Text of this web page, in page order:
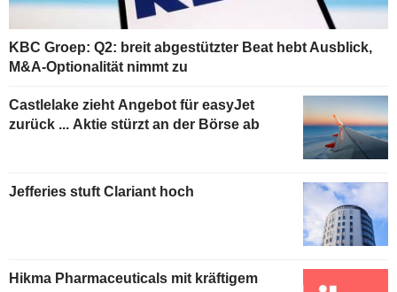
KBC Groep: Q2: breit abgestützter Beat hebt Ausblick,
M&A-Optionalität nimmt zu
Castlelake zieht Angebot für easyJet
zurück ... Aktie stürzt an der Börse ab
Jefferies stuft Clariant hoch
Hikma Pharmaceuticals mit kräftigem